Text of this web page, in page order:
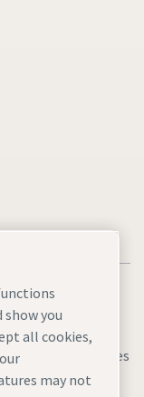
Manage cookies
show you
all cookies,
may not